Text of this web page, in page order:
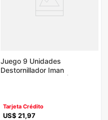
Juego 9 Unidades
Destornillador Iman
Tarjeta Crédito
US$ 21,97